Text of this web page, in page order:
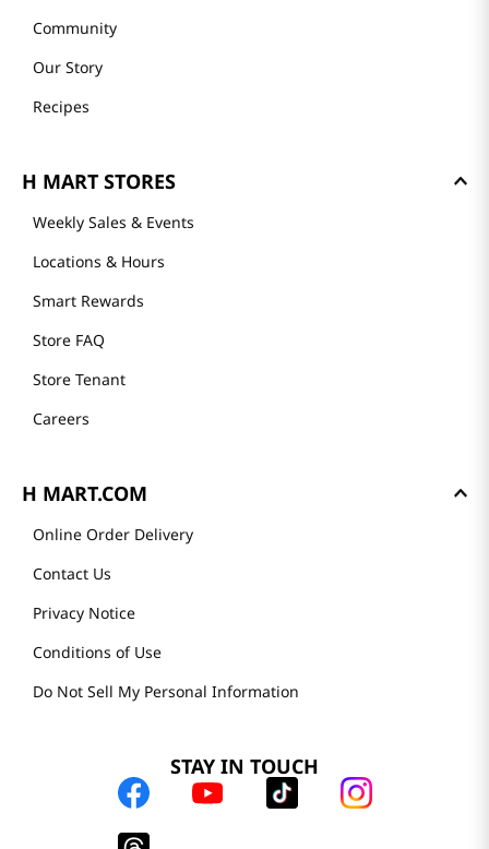
Community
Our Story
Recipes
H MART STORES
Weekly Sales & Events
Locations & Hours
Smart Rewards
Store FAQ
Store Tenant
Careers
H MART.COM
Online Order Delivery
Contact Us
Privacy Notice
Conditions of Use
Do Not Sell My Personal Information
STAY IN TOUCH